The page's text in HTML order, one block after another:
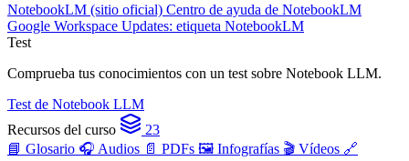
NotebookLM (sitio oficial) Centro de ayuda de NotebookLM
Google Workspace Updates: etiqueta NotebookLM
Test
Comprueba tus conocimientos con un test sobre Notebook LLM.
Test de Notebook LLM
Recursos del curso
23
📘 Glosario 🎧 Audios 📄 PDFs 🖼️ Infografías 🎬 Vídeos 🔗